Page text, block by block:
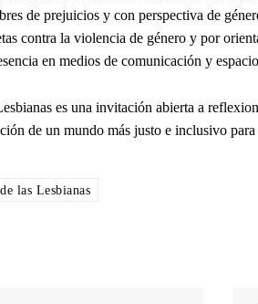
de prejuicios y con perspectiva de
contra la violencia de género y por
en medios de comunicación y
es una invitación abierta a
de un mundo más justo e inclusivo para
las Lesbianas